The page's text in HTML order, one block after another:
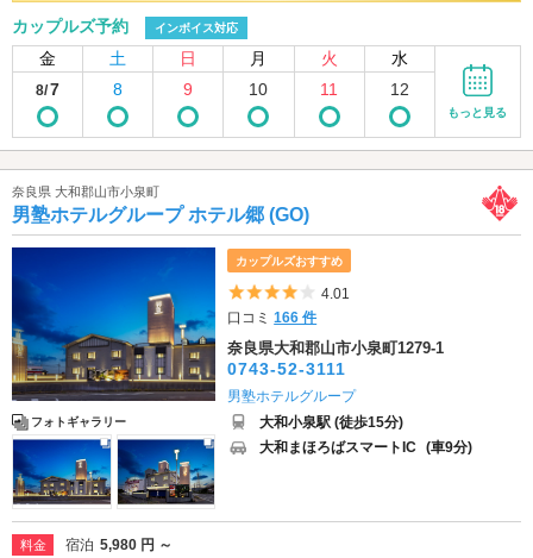
カップルズ予約 インボイス対応
金 土 日 月 火 水
8/7 8 9 10 11 12
もっと見る
奈良県 大和郡山市小泉町
男塾ホテルグループ ホテル郷 (GO)
フォトギャラリー
カップルズおすすめ
5つ星のうち4
4.01
口コミ166 件
奈良県大和郡山市小泉町1279-1
0743-52-3111
男塾ホテルグループ
大和小泉駅 (徒歩15分)
大和まほろばスマートIC (車9分)
料金 宿泊 5,980 円 ～